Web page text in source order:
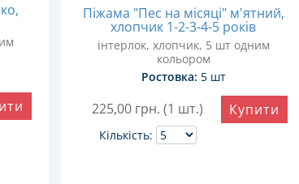
Піжама "Пес на місяці" м'ятний,
хлопчик 1-2-3-4-5 років
інтерлок, хлопчик, 5 шт одним
кольором
Ростовка: 5 шт
225,00 грн. (1 шт.)
Кількість:
Купити